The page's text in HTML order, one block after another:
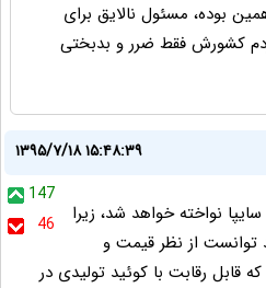
بوده، مسئول نالایق برای
کشورش فقط ضرر و بدبختی
۱۳۹۵/۷/۱۸ ۱۵:۴۸:۳۹
147
46
نواخته خواهد شد، زیرا
توانست از نظر قیمت و
قابل رقابت با کوئید تولیدی در